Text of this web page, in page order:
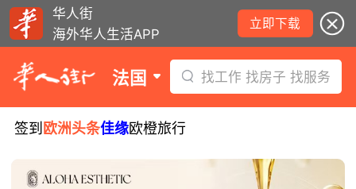
华人街
海外华人生活APP
立即下载
法国 找工作 找房子 找服务
签到 欧洲头条佳缘欧橙旅行